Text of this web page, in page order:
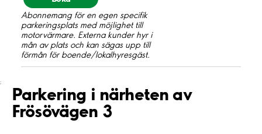
Abonnemang för en egen specifik
parkeringsplats med möjlighet till
motorvärmare. Externa kunder hyr i
mån av plats och kan sägas upp till
förmån för boende/lokalhyresgäst.
;
Parkering i närheten av
Frösövägen 3